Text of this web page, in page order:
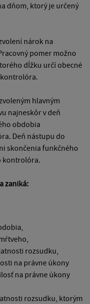
dňom, ktorý je určený
nárok na
pomer možno
dĺžku určí obecné
hlavným
najneskôr v deň
obdobia
Deň nástupu do
skončenia funkčného
kontrolóra.
zaniká:
rozsudku,
na právne úkony
na právne úkony
rozsudku, ktorým